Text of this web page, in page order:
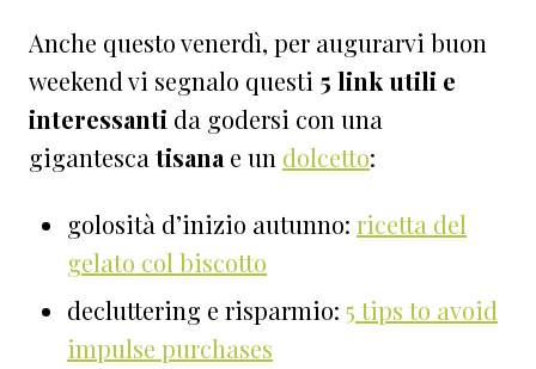
Anche questo venerdì, per augurarvi buon
weekend vi segnalo questi 5 link utili e
interessanti da godersi con una
gigantesca tisana e un dolcetto:
golosità d’inizio autunno: ricetta del
gelato col biscotto
decluttering e risparmio: 5 tips to avoid
impulse purchases